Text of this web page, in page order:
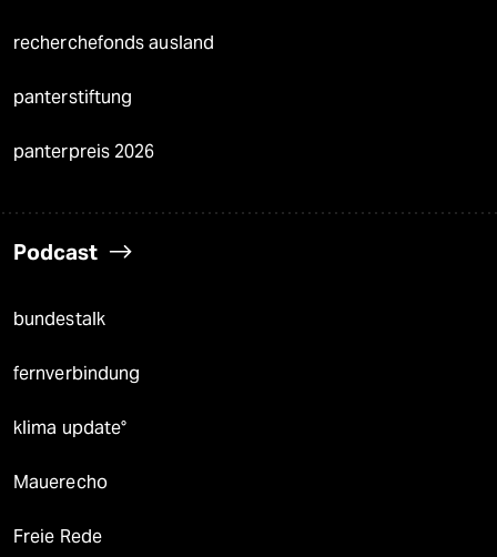
recherchefonds ausland
panterstiftung
panterpreis 2026
Podcast
bundestalk
fernverbindung
klima update°
Mauerecho
Freie Rede